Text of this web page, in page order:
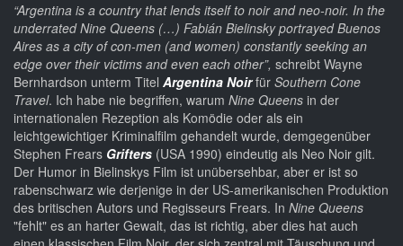
“Argentina is a country that lends itself to noir and neo-noir. In the
underrated Nine Queens (…) Fabián Bielinsky portrayed Buenos
Aires as a city of con-men (and women) constantly seeking an
edge over their victims and even each other”, schreibt Wayne
Bernhardson unterm Titel Argentina Noirfür Southern Cone
Travel. Ich habe nie begriffen, warum Nine Queens in der
internationalen Rezeption als Komödie oder als ein
leichtgewichtiger Kriminalfilm gehandelt wurde, demgegenüber
Stephen Frears Grifters (USA 1990) eindeutig als Neo Noir gilt.
Der Humor in Bielinskys Film ist unübersehbar, aber er ist so
rabenschwarz wie derjenige in der US-amerikanischen Produktion
des britischen Autors und Regisseurs Frears. In Nine Queens
"fehlt" es an harter Gewalt, das ist richtig, aber dies hat auch